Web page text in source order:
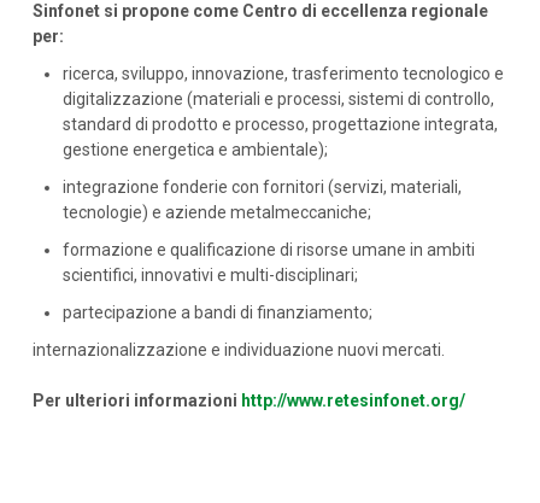
Sinfonet si propone come Centro di eccellenza regionale
per:
ricerca, sviluppo, innovazione, trasferimento tecnologico e
digitalizzazione (materiali e processi, sistemi di controllo,
standard di prodotto e processo, progettazione integrata,
gestione energetica e ambientale);
integrazione fonderie con fornitori (servizi, materiali,
tecnologie) e aziende metalmeccaniche;
formazione e qualificazione di risorse umane in ambiti
scientifici, innovativi e multi-disciplinari;
partecipazione a bandi di finanziamento;
internazionalizzazione e individuazione nuovi mercati.
Per ulteriori informazioni http://www.retesinfonet.org/